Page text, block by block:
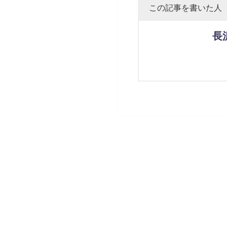
この記事を書いた人
長